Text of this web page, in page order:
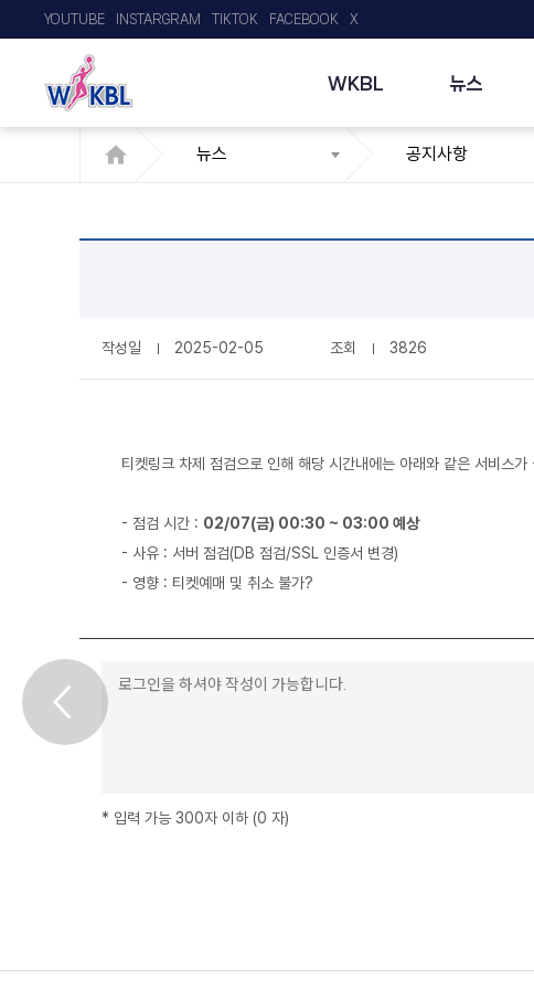
WKBL 뉴스
YOUTUBE INSTARGRAM TIKTOK FACEBOOK X
뉴스 공지사항
작성일 2025-02-05 조회 3826
티켓링크 차제 점검으로 인해 해당 시간내에는 아래와 같은 서비스
- 점검 시간 : 02/07(금) 00:30 ~ 03:00 예상
- 사유 : 서버 점검(DB 점검/SSL 인증서 변경)
- 영향 : 티켓예매 및 취소 불가?
* 입력 가능 300자 이하 (0 자)